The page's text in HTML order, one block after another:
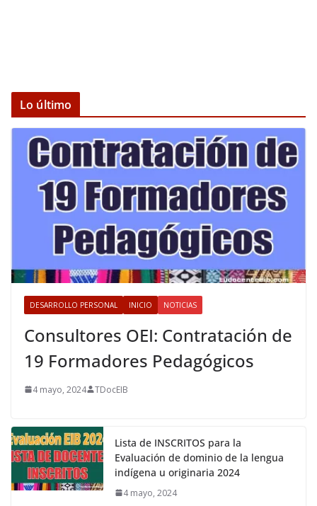
Lo último
DESARROLLO PERSONAL INICIO NOTICIAS
Consultores OEI: Contratación de
19 Formadores Pedagógicos
4 mayo, 2024 TDocEIB
Lista de INSCRITOS para la
Evaluación de dominio de la lengua
indígena u originaria 2024
4 mayo, 2024